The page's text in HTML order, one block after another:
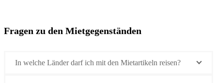
Fragen zu den Mietgegenständen
In welche Länder darf ich mit den Mietartikeln reisen?